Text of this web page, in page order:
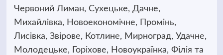
Червоний Лиман, Сухецьке, Дачне,
Михайлівка, Новоекономічне, Промінь,
Лисівка, Звірове, Котлине, Мирноград, Удачне,
Молодецьке, Горіхове, Новоукраїнка, Філія та